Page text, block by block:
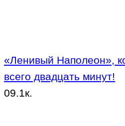
«Ленивый Наполеон»,
всего двадцать минут!
09.1к.